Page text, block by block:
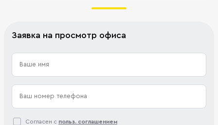
Заявка на просмотр офиса
Согласен с польз. соглашением